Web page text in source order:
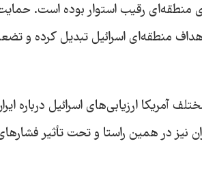
منطقه‌ای رقیب استوار بوده است. حمایت
منطقه‌ای اسرائیل تبدیل کرده و
ارزیابی‌های اسرائیل درباره
نیز در همین راستا و تحت تأثیر